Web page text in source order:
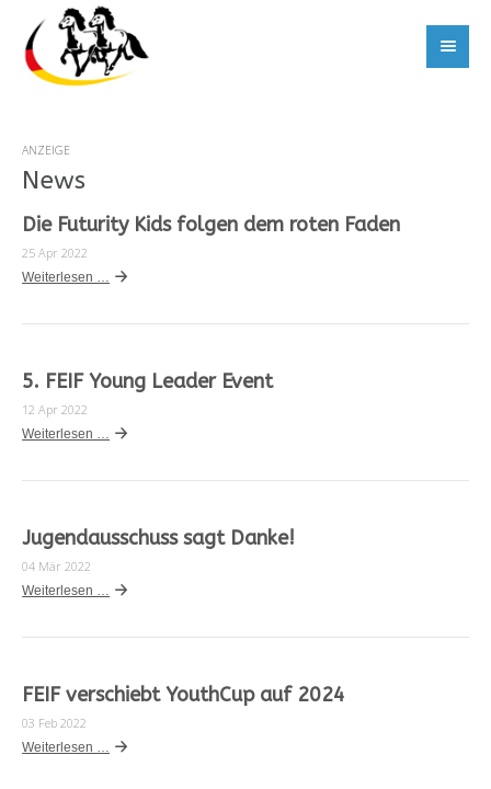
ANZEIGE
News
Die Futurity Kids folgen dem roten Faden
25 Apr 2022
Weiterlesen …
5. FEIF Young Leader Event
12 Apr 2022
Weiterlesen …
Jugendausschuss sagt Danke!
04 Mär 2022
Weiterlesen …
FEIF verschiebt YouthCup auf 2024
03 Feb 2022
Weiterlesen …